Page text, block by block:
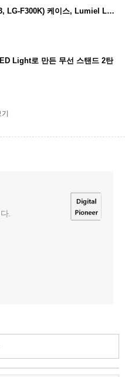
LG 옵티머스 뷰3(Vu:3, LG-F300K) 케이스, Lumiel Luxurious Cubic Leather Diary
Light로 만든 무선 스탠드 2탄
.